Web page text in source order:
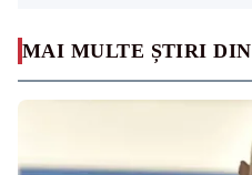
MAI MULTE ȘTIRI DIN